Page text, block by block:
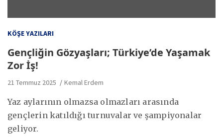
KÖŞE YAZILARI
Gençliğin Gözyaşları; Türkiye’de Yaşamak
Zor İş!
21 Temmuz 2025 Kemal Erdem
Yaz aylarının olmazsa olmazları arasında
gençlerin katıldığı turnuvalar ve şampiyonalar
geliyor.